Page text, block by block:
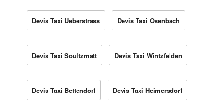
Devis Taxi Ueberstrass Devis Taxi Osenbach
Devis Taxi Soultzmatt Devis Taxi Wintzfelden
Devis Taxi Bettendorf Devis Taxi Heimersdorf